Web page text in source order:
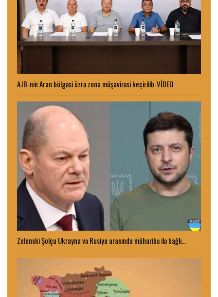
AJB-nin Aran bölgəsi üzrə zona müşavirəsi keçirilib-VİDEO
Zelenski Şolçu Ukrayna və Rusiya arasında müharibə ilə bağlı…